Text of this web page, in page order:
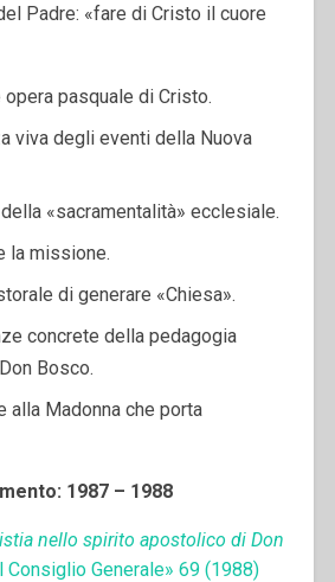
Padre: «fare di Cristo il cuore
opera pasquale di Cristo.
viva degli eventi della Nuova
«sacramentalità» ecclesiale.
la missione.
di generare «Chiesa».
concrete della pedagogia
Bosco.
alla Madonna che porta
1987 – 1988
nello spirito apostolico di Don
Consiglio Generale» 69 (1988)